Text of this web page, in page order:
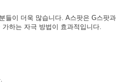
이 더욱 많습니다. A스팟은 G스
하는 자극 방법이 효과적입니다.